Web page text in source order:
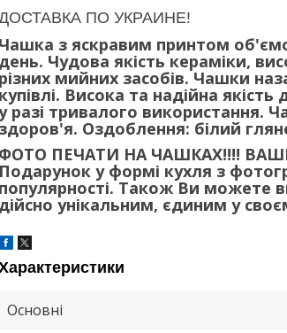
ПО УКРАИНЕ!
Чашка з яскравим принтом
день. Чудова якість кераміки,
різних мийних засобів. Чашки
купівлі. Висока та надійна
разі тривалого використання.
здоров'я. Оздоблення: білий
ФОТО ПЕЧАТИ НА ЧАШКАХ!!!!
Подарунок у формі кухля з
популярності. Також Ви можете
дійсно унікальним, єдиним у
Основні